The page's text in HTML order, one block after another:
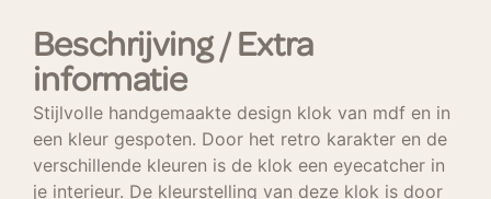
Beschrijving / Extra
informatie
Stijlvolle handgemaakte design klok van mdf en in
een kleur gespoten. Door het retro karakter en de
verschillende kleuren is de klok een eyecatcher in
je interieur. De kleurstelling van deze klok is door